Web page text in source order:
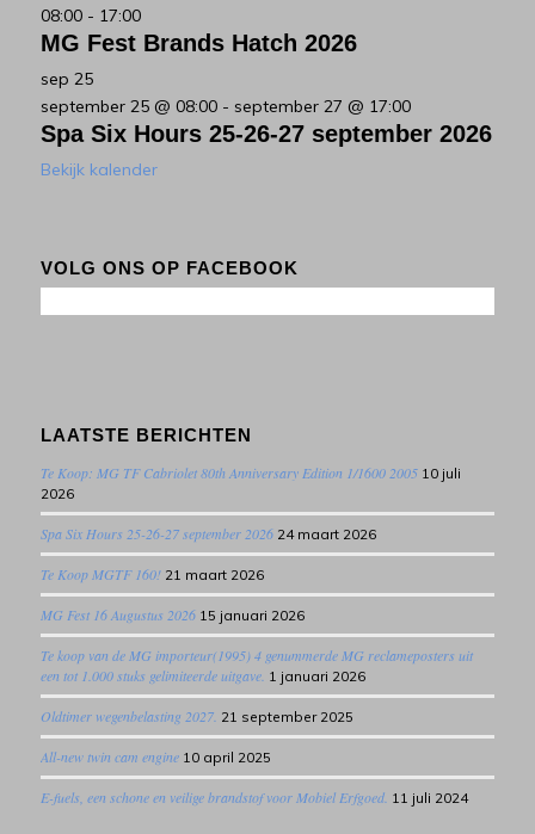
08:00- 17:00
MG Fest Brands Hatch 2026
sep 25
september 25 @ 08:00- september 27 @ 17:00
Spa Six Hours 25-26-27 september 2026
Bekijk kalender
VOLG ONS OP FACEBOOK
LAATSTE BERICHTEN
Te Koop: MG TF Cabriolet 80th Anniversary Edition 1/1600 2005 10 juli
2026
Spa Six Hours 25-26-27 september 2026 24 maart 2026
Te Koop MGTF 160! 21 maart 2026
MG Fest 16 Augustus 2026 15 januari 2026
Te koop van de MG importeur(1995) 4 genummerde MG reclameposters uit
een tot 1.000 stuks gelimiteerde uitgave. 1 januari 2026
Oldtimer wegenbelasting 2027. 21 september 2025
All-new twin cam engine 10 april 2025
E-fuels, een schone en veilige brandstof voor Mobiel Erfgoed. 11 juli 2024